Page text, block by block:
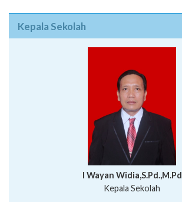
Kepala Sekolah
I Wayan Widia,S.Pd.,M.Pd
Kepala Sekolah